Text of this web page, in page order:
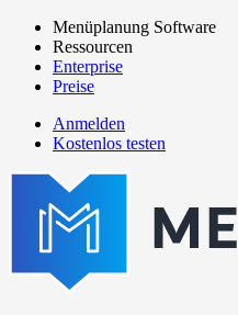
Direkt
zum
Inhalt
Main
navigation
Menüplanung Software
Ressourcen
Enterprise
Preise
menutech
navigation
Anmelden
Kostenlos testen